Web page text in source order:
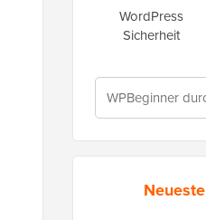
WordPress
Sicherheit
Neueste